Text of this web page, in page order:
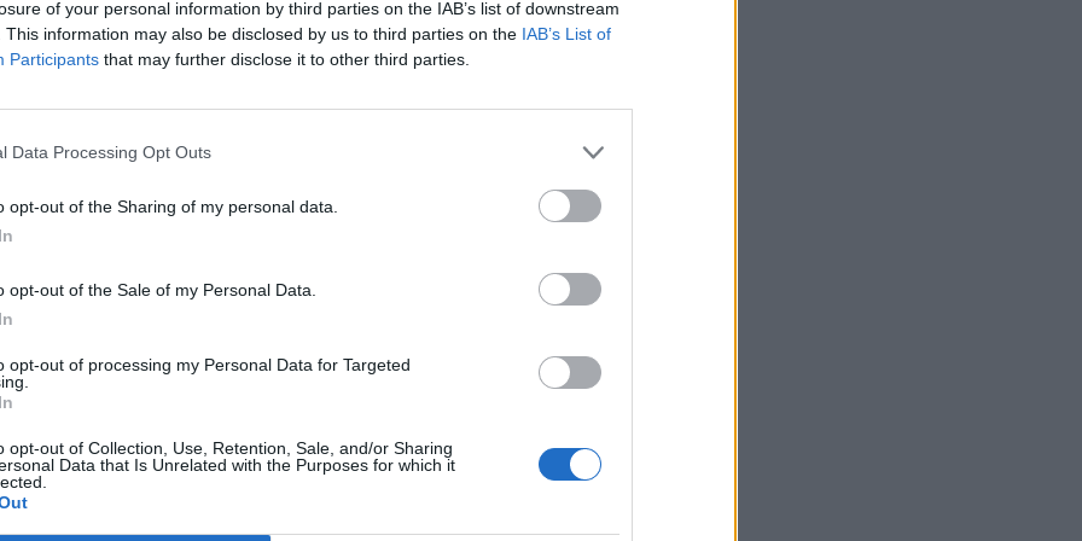
of your personal information by third parties on the IAB’s list of downstream
This information may also be disclosed by us to third parties on the IAB’s List of
Participants that may further disclose it to other third parties.
Data Processing Opt Outs
opt-out of the Sharing of my personal data.
opt-out of the Sale of my Personal Data.
opt-out of processing my Personal Data for Targeted
opt-out of Collection, Use, Retention, Sale, and/or Sharing
Data that Is Unrelated with the Purposes for which it
sportolnak a legtöbbet.
Forum 2026A hazai ingatlanpiac legnagyobb üzleti és networking találkozója! Idén
természetesen csak azt mutatják meg, aki feltölti...
portfolio.hu hírarchívumához tartozik, melynek olvasása előfizetéses
cikkarchívum
elmúlt 2 év napon belüli
Előfizetés